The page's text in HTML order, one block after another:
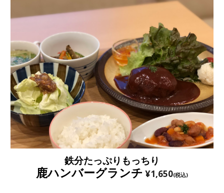
鉄分たっぷりもっちり
鹿ハンバーグランチ ¥1,650(税込)